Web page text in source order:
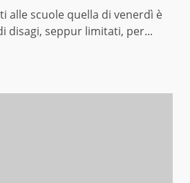
alle scuole quella di venerdì è
disagi, seppur limitati, per...